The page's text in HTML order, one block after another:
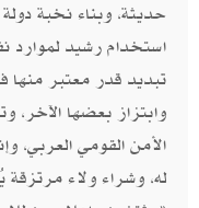
حديثة، وبناء نخبة
استخدام رشيد لموارد
تبديد قدر معتبر
وابتزاز بعضها
الأمن القومي العربي،
له، وشراء ولاء